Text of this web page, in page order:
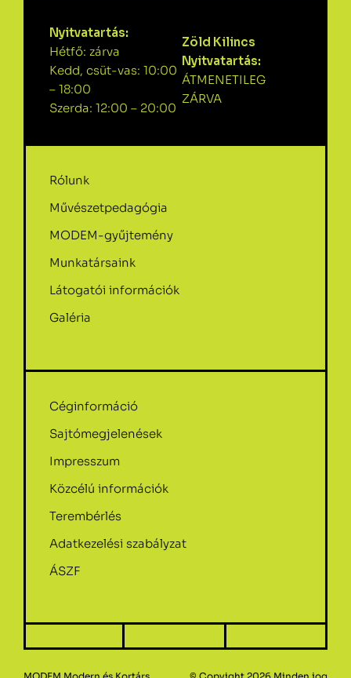
Nyitvatartás:
Hétfő: zárva
Kedd, csüt-vas: 10:00
– 18:00
Szerda: 12:00 – 20:00
Zöld Kilincs
Nyitvatartás:
ÁTMENETILEG
ZÁRVA
Rólunk
Művészetpedagógia
MODEM-gyűjtemény
Munkatársaink
Látogatói információk
Galéria
Céginformáció
Sajtómegjelenések
Impresszum
Közcélú információk
Terembérlés
Adatkezelési szabályzat
ÁSZF